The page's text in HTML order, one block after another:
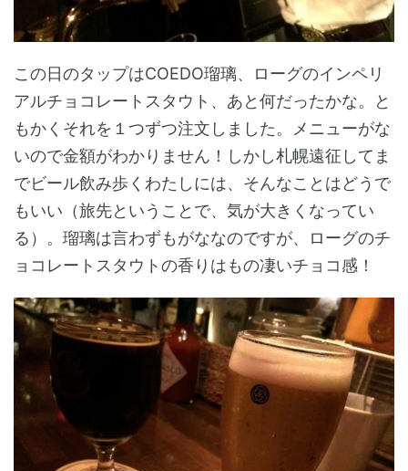
この日のタップはCOEDO瑠璃、ローグのインペリ
アルチョコレートスタウト、あと何だったかな。と
もかくそれを１つずつ注文しました。メニューがな
いので金額がわかりません！しかし札幌遠征してま
でビール飲み歩くわたしには、そんなことはどうで
もいい（旅先ということで、気が大きくなってい
る）。瑠璃は言わずもがななのですが、ローグのチ
ョコレートスタウトの香りはもの凄いチョコ感！